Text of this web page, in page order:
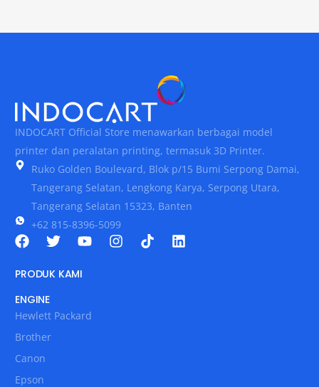
INDOCART Official Store menawarkan berbagai model
printer dan peralatan printing, termasuk 3D Printer.
Ruko Golden Boulevard, Blok p/15 Bumi Serpong Damai,
Tangerang Selatan, Lengkong Karya, Serpong Utara,
Tangerang Selatan 15323, Banten
+62 815-8396-5099
PRODUK KAMI
ENGINE
Hewlett Packard
Brother
Canon
Epson